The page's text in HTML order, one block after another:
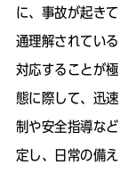
に、事故が起き
通理解されてい
対応することが
態に際して、迅
制や安全指導な
定し、日常の備え